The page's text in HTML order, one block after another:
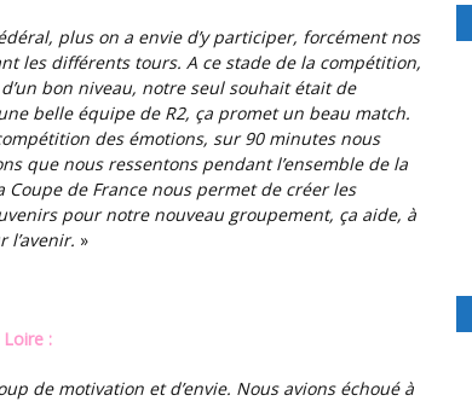
plus on a envie d’y participer, forcément nos
les différents tours. A ce stade de la compétition,
bon niveau, notre seul souhait était de
belle équipe de R2, ça promet un beau match.
des émotions, sur 90 minutes nous
que nous ressentons pendant l’ensemble de la
de France nous permet de créer les
pour notre nouveau groupement, ça aide, à
l’avenir. »
Loire :